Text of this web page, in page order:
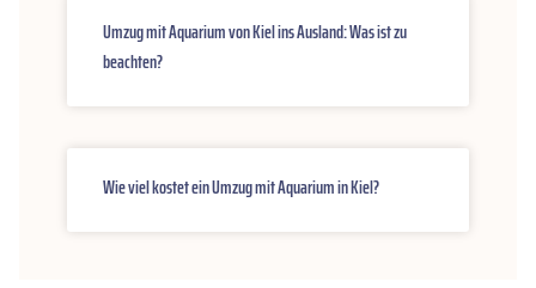
Umzug mit Aquarium von Kiel ins Ausland: Was ist zu
beachten?
Wie viel kostet ein Umzug mit Aquarium in Kiel?